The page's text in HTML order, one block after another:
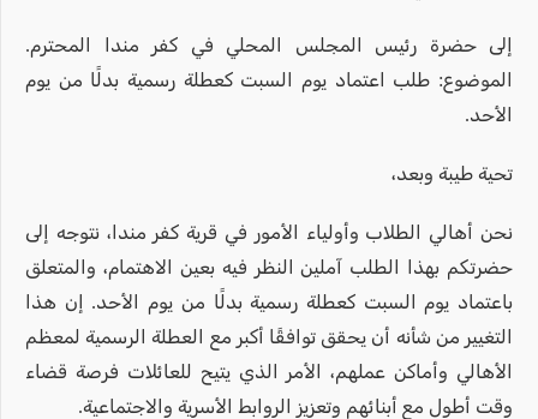
إلى حضرة رئيس المجلس المحلي في كفر مندا المحترم.
الموضوع: طلب اعتماد يوم السبت كعطلة رسمية بدلًا من يوم
الأحد.
تحية طيبة وبعد،
نحن أهالي الطلاب وأولياء الأمور في قرية كفر مندا، نتوجه إلى
حضرتكم بهذا الطلب آملين النظر فيه بعين الاهتمام، والمتعلق
باعتماد يوم السبت كعطلة رسمية بدلًا من يوم الأحد. إن هذا
التغيير من شأنه أن يحقق توافقًا أكبر مع العطلة الرسمية لمعظم
الأهالي وأماكن عملهم، الأمر الذي يتيح للعائلات فرصة قضاء
وقت أطول مع أبنائهم وتعزيز الروابط الأسرية والاجتماعية.